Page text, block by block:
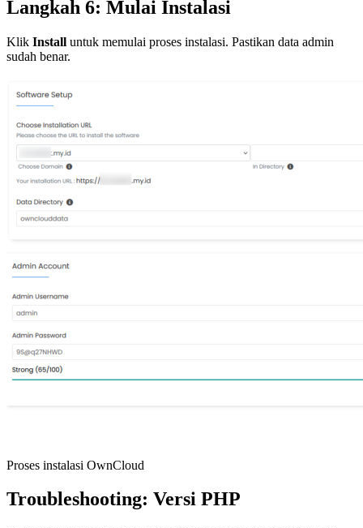
Langkah 6: Mulai Instalasi
Klik Install untuk memulai proses instalasi. Pastikan data admin
sudah benar.
Proses instalasi OwnCloud
Troubleshooting: Versi PHP